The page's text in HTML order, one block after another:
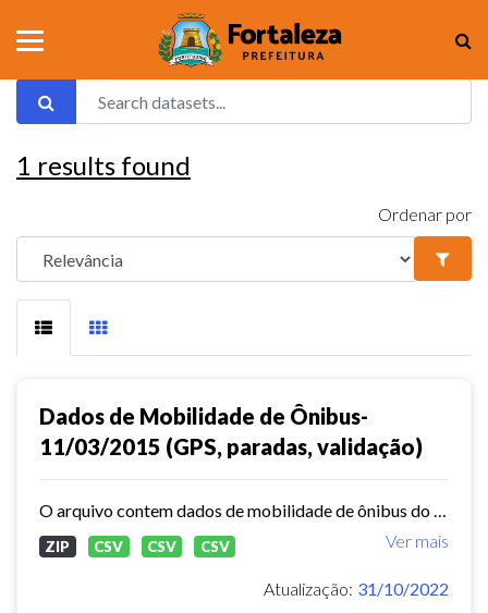
1 results found
Ordenar por
Dados de Mobilidade de Ônibus-
11/03/2015 (GPS, paradas, validação)
Ver mais
ZIP CSV CSV CSV
Atualização: 31/10/2022